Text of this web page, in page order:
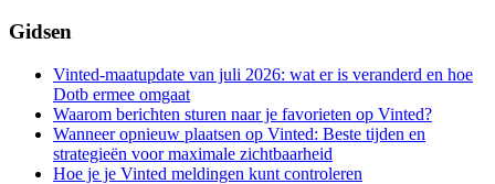
Gidsen
Vinted-maatupdate van juli 2026: wat er is veranderd en hoe
Dotb ermee omgaat
Waarom berichten sturen naar je favorieten op Vinted?
Wanneer opnieuw plaatsen op Vinted: Beste tijden en
strategieën voor maximale zichtbaarheid
Hoe je je Vinted meldingen kunt controleren